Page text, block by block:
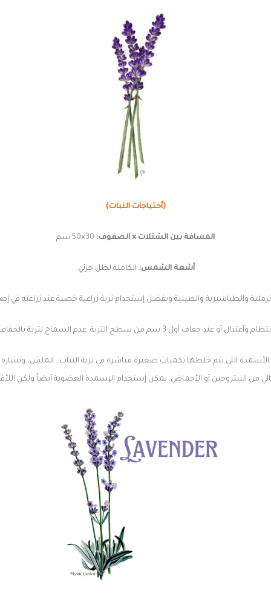
(أحتياجات النبات)
المسافة بين الشتلات × الصفوف:
أشعة الشمس: الكاملة لظل جزئي.
والطباشيرية والطينية ويفضل إستخدام تربة زراعية خصبة عند زراعته في
وأعتدال أو عند جفاف أول 3 سم من سطح التربة. عدم السماح لتربة بالجفاف تماماً.
التي يتم خلطها بكميات صغيرة مباشرة في تربة النبات . الملش، ونشارة
من النيتروجين أو الأحماض. يمكن إستخدام الإسمدة العضوية أيضاً ولكن